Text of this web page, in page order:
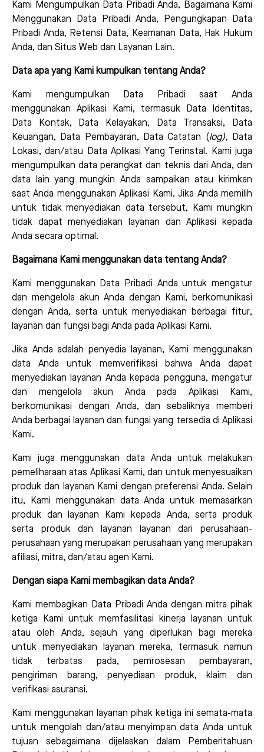
Kami Mengumpulkan Data Pribadi Anda, Bagaimana Kami
Menggunakan Data Pribadi Anda, Pengungkapan Data
Pribadi Anda, Retensi Data, Keamanan Data, Hak Hukum
Anda, dan Situs Web dan Layanan Lain.
Data apa yang Kami kumpulkan tentang Anda?
Kami mengumpulkan Data Pribadi saat Anda
menggunakan Aplikasi Kami, termasuk Data Identitas,
Data Kontak, Data Kelayakan, Data Transaksi, Data
Keuangan, Data Pembayaran, Data Catatan (log),
Data
Lokasi, dan/atau Data Aplikasi Yang Terinstal. Kami juga
mengumpulkan data perangkat dan teknis dari Anda, dan
data lain yang mungkin Anda sampaikan atau kirimkan
saat Anda menggunakan Aplikasi Kami. Jika Anda memilih
untuk tidak menyediakan data tersebut, Kami mungkin
tidak dapat menyediakan layanan dan Aplikasi kepada
Anda secara optimal.
Bagaimana Kami menggunakan data tentang Anda?
Kami menggunakan Data Pribadi Anda untuk mengatur
dan mengelola akun Anda dengan Kami, berkomunikasi
dengan Anda, serta untuk menyediakan berbagai fitur,
layanan dan fungsi bagi Anda pada Aplikasi Kami.
Jika Anda adalah penyedia layanan, Kami menggunakan
data Anda untuk memverifikasi bahwa Anda dapat
menyediakan layanan Anda kepada pengguna, mengatur
dan mengelola akun Anda pada Aplikasi Kami,
berkomunikasi dengan Anda, dan sebaliknya memberi
Anda berbagai layanan dan fungsi yang tersedia di Aplikasi
Kami.
Kami juga menggunakan data Anda untuk melakukan
pemeliharaan atas Aplikasi Kami, dan untuk menyesuaikan
produk dan layanan Kami dengan preferensi Anda. Selain
itu, Kami menggunakan data Anda untuk memasarkan
produk dan layanan Kami kepada Anda, serta produk
serta produk dan layanan layanan dari perusahaan-
perusahaan yang merupakan perusahaan yang merupakan
afiliasi, mitra, dan/atau agen Kami.
Dengan siapa Kami membagikan data Anda?
Kami membagikan Data Pribadi Anda dengan mitra pihak
ketiga Kami untuk memfasilitasi kinerja layanan untuk
atau oleh Anda, sejauh yang diperlukan bagi mereka
untuk menyediakan layanan mereka, termasuk namun
tidak terbatas pada, pemrosesan pembayaran,
pengiriman barang, penyediaan produk, klaim dan
verifikasi asuransi.
Kami menggunakan layanan pihak ketiga ini semata-mata
untuk mengolah dan/atau menyimpan data Anda untuk
tujuan sebagaimana dijelaskan dalam Pemberitahuan